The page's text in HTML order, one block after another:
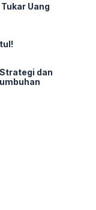
Uang
dan